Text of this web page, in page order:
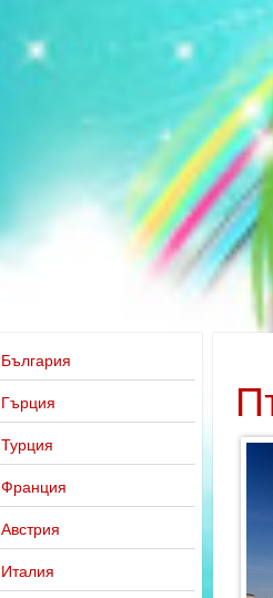
България
Гърция
Турция
Франция
Австрия
Италия